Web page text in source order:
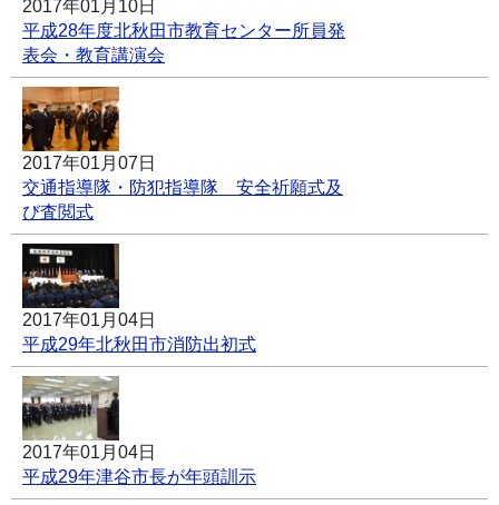
2017年01月10日
平成28年度北秋田市教育センター所員発
表会・教育講演会
2017年01月07日
交通指導隊・防犯指導隊 安全祈願式及
び査閲式
2017年01月04日
平成29年北秋田市消防出初式
2017年01月04日
平成29年津谷市長が年頭訓示